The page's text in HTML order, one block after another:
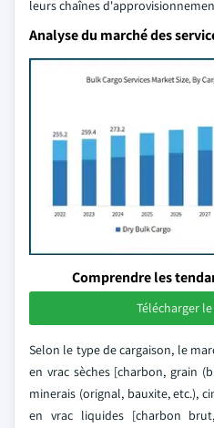
leurs chaînes
Analyse du marché des
Comprendre les
Télécharger
Selon le type de cargaison, le
en vrac sèches [charbon, grain
minerais (orignal, bauxite, etc.),
en vrac liquides [charbon